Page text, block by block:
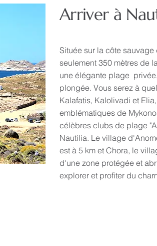
Arriver à
Située sur la côte
seulement 350 mètres de
une élégante plage
plongée. Vous serez à
Kalafatis, Kalolivadi et
emblématiques de
célèbres clubs de plage
Nautilia. Le village
est à 5 km et Chora, le
d'une zone protégée et
explorer et profiter du